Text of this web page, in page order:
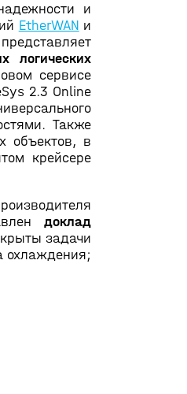
и
EtherWAN и
логических
сервисе
2.3 Online
Также
объектов, в
крейсере
доклад
задачи
охлаждения;